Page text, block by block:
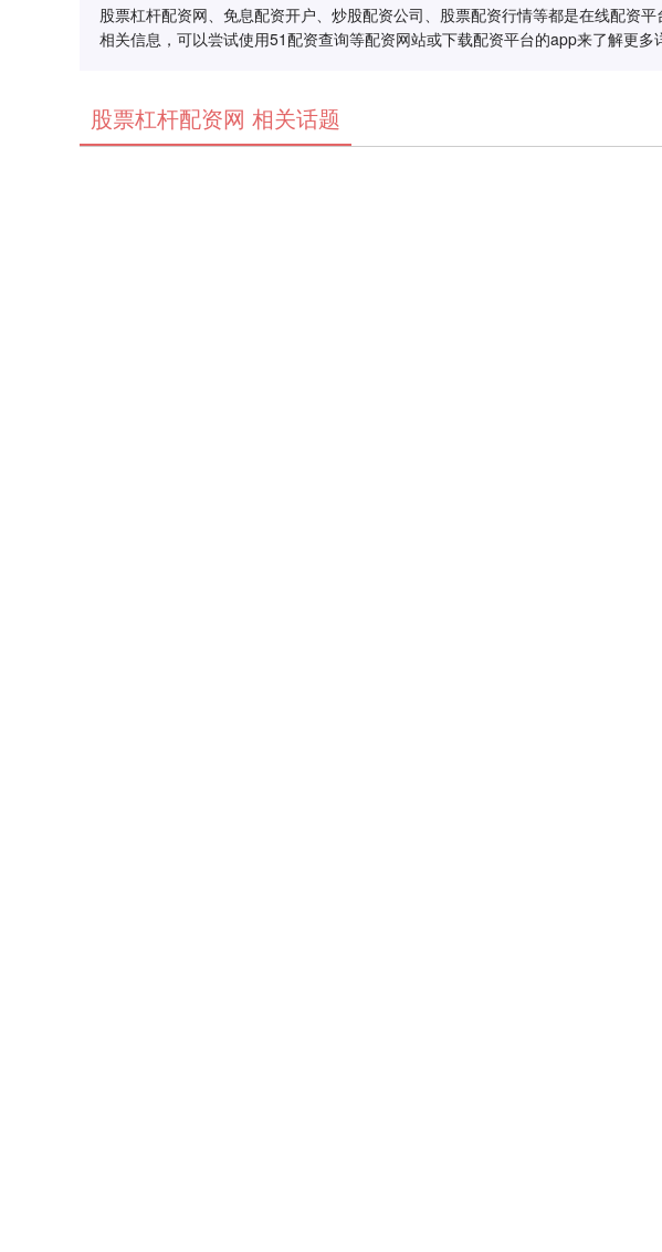
股票杠杆配资网、免息配资开户、炒股配资公司、股票配资行情等都是在线配资
相关信息，可以尝试使用51配资查询等配资网站或下载配资平台的app来了解更多
股票杠杆配资网 相关话题